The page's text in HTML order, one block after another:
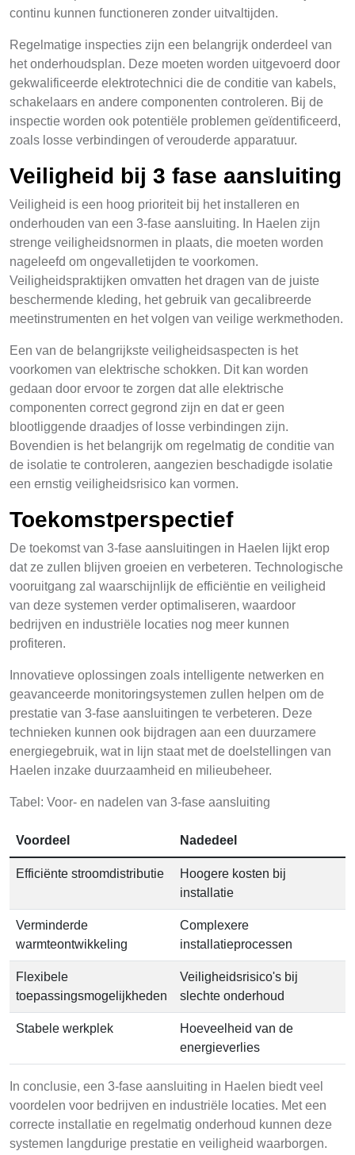
continu kunnen functioneren zonder uitvaltijden.
Regelmatige inspecties zijn een belangrijk onderdeel van
het onderhoudsplan. Deze moeten worden uitgevoerd door
gekwalificeerde elektrotechnici die de conditie van kabels,
schakelaars en andere componenten controleren. Bij de
inspectie worden ook potentiële problemen geïdentificeerd,
zoals losse verbindingen of verouderde apparatuur.
Veiligheid bij 3 fase aansluiting
Veiligheid is een hoog prioriteit bij het installeren en
onderhouden van een 3-fase aansluiting. In Haelen zijn
strenge veiligheidsnormen in plaats, die moeten worden
nageleefd om ongevalletijden te voorkomen.
Veiligheidspraktijken omvatten het dragen van de juiste
beschermende kleding, het gebruik van gecalibreerde
meetinstrumenten en het volgen van veilige werkmethoden.
Een van de belangrijkste veiligheidsaspecten is het
voorkomen van elektrische schokken. Dit kan worden
gedaan door ervoor te zorgen dat alle elektrische
componenten correct gegrond zijn en dat er geen
blootliggende draadjes of losse verbindingen zijn.
Bovendien is het belangrijk om regelmatig de conditie van
de isolatie te controleren, aangezien beschadigde isolatie
een ernstig veiligheidsrisico kan vormen.
Toekomstperspectief
De toekomst van 3-fase aansluitingen in Haelen lijkt erop
dat ze zullen blijven groeien en verbeteren. Technologische
vooruitgang zal waarschijnlijk de efficiëntie en veiligheid
van deze systemen verder optimaliseren, waardoor
bedrijven en industriële locaties nog meer kunnen
profiteren.
Innovatieve oplossingen zoals intelligente netwerken en
geavanceerde monitoringsystemen zullen helpen om de
prestatie van 3-fase aansluitingen te verbeteren. Deze
technieken kunnen ook bijdragen aan een duurzamere
energiegebruik, wat in lijn staat met de doelstellingen van
Haelen inzake duurzaamheid en milieubeheer.
Tabel: Voor- en nadelen van 3-fase aansluiting
Voordeel Nadedeel
Efficiënte stroomdistributie
Hoogere kosten bij
installatie
Verminderde
warmteontwikkeling
Complexere
installatieprocessen
Flexibele
toepassingsmogelijkheden
Veiligheidsrisico's bij
slechte onderhoud
Stabele werkplek
Hoeveelheid van de
energieverlies
In conclusie, een 3-fase aansluiting in Haelen biedt veel
voordelen voor bedrijven en industriële locaties. Met een
correcte installatie en regelmatig onderhoud kunnen deze
systemen langdurige prestatie en veiligheid waarborgen.